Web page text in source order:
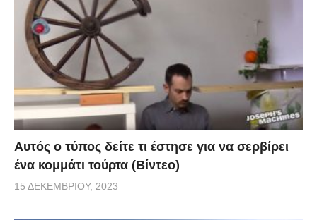
Αυτός ο τύπος δείτε τι έστησε για να σερβίρει
ένα κομμάτι τούρτα (Βίντεο)
15 ΔΕΚΕΜΒΡΊΟΥ, 2023